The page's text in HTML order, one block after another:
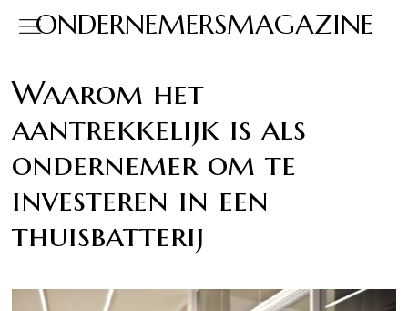
ONDERNEMERSMAGAZINE
Waarom het
aantrekkelijk is als
ondernemer om te
investeren in een
thuisbatterij